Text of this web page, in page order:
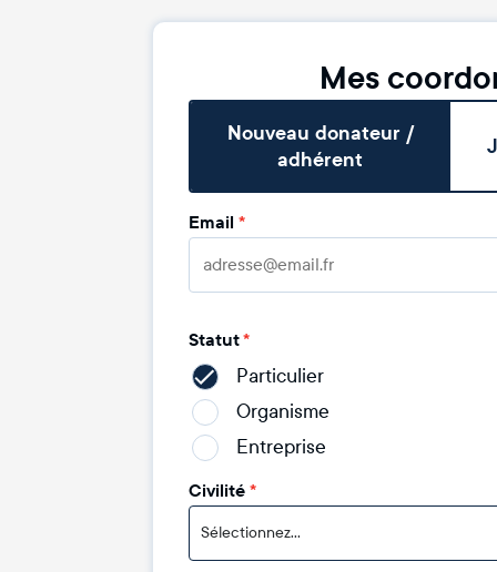
Mes
Nouveau donateur /
adhérent
Email *
Statut*
Particulier
Organisme
Entreprise
Civilité*
Sélectionnez...